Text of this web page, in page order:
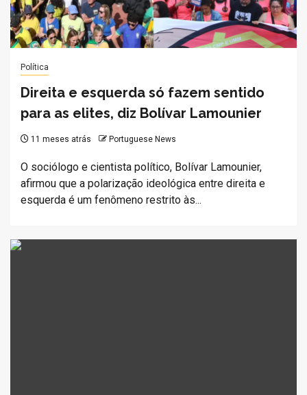
Política
Direita e esquerda só fazem sentido
para as elites, diz Bolívar Lamounier
11 meses atrás Portuguese News
O sociólogo e cientista político, Bolívar Lamounier,
afirmou que a polarização ideológica entre direita e
esquerda é um fenômeno restrito às...